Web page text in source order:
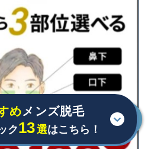
めメンズ脱毛
ク13選はこちら！